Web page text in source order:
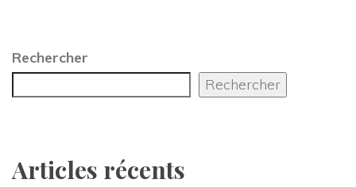
Rechercher
Rechercher
Articles récent